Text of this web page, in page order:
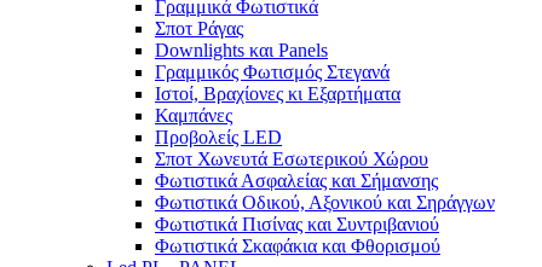
Γραμμικά Φωτιστικά
Σποτ Ράγας
Downlights και Panels
Γραμμικός Φωτισμός Στεγανά
Ιστοί, Βραχίονες κι Εξαρτήματα
Καμπάνες
Προβολείς LED
Σποτ Χωνευτά Εσωτερικού Χώρου
Φωτιστικά Ασφαλείας και Σήμανσης
Φωτιστικά Οδικού, Αξονικού και Σηράγγων
Φωτιστικά Πισίνας και Συντριβανιού
Φωτιστικά Σκαφάκια και Φθορισμού